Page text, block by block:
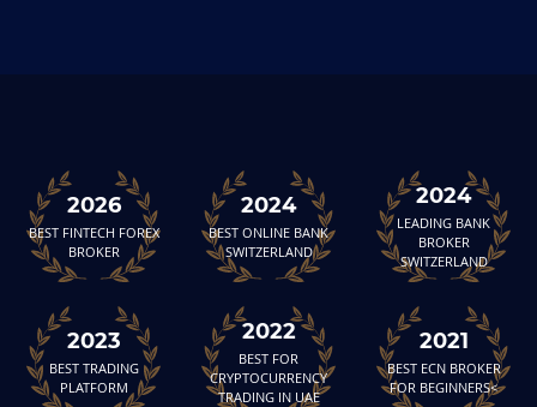
2026
BEST FINTECH FOREX
BROKER
2024
BEST ONLINE BANK
SWITZERLAND
2024
LEADING BANK
BROKER
SWITZERLAND
2023
BEST TRADING
PLATFORM
2022
BEST FOR
CRYPTOCURRENCY
TRADING IN UAE
2021
BEST ECN BROKER
FOR BEGINNERS<